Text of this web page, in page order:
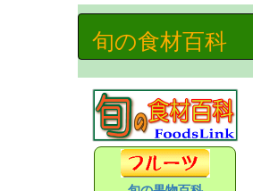
旬の食材百科